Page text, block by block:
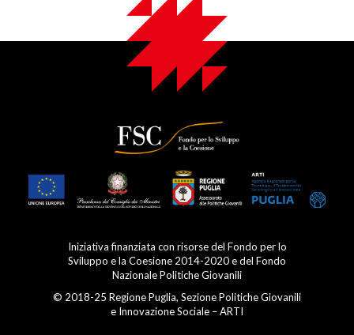
Iniziativa finanziata con risorse del Fondo per lo
Sviluppo e la Coesione 2014-2020 e del Fondo
Nazionale Politiche Giovanili
© 2018-25 Regione Puglia, Sezione Politiche Giovanili
e Innovazione Sociale – ARTI